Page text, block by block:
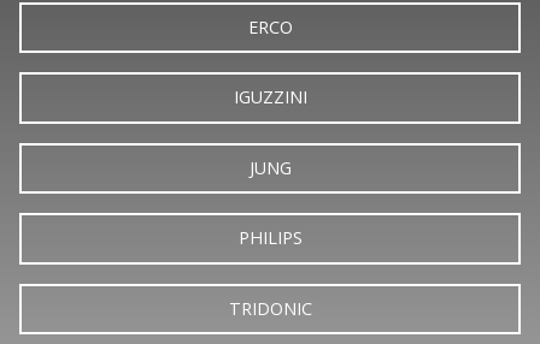
ERCO
IGUZZINI
JUNG
PHILIPS
TRIDONIC